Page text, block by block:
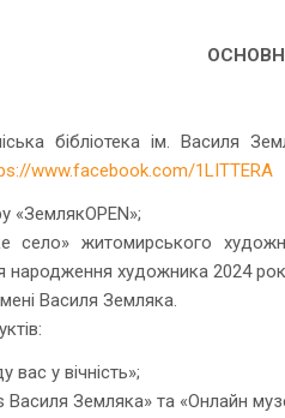
бібліотека ім. Василя
www.facebook.com/1LITTERA
«ЗемлякOPEN»;
село» житомирського
народження художника 2024
Василя Земляка.
вас у вічність»;
Василя Земляка» та «Онлайн